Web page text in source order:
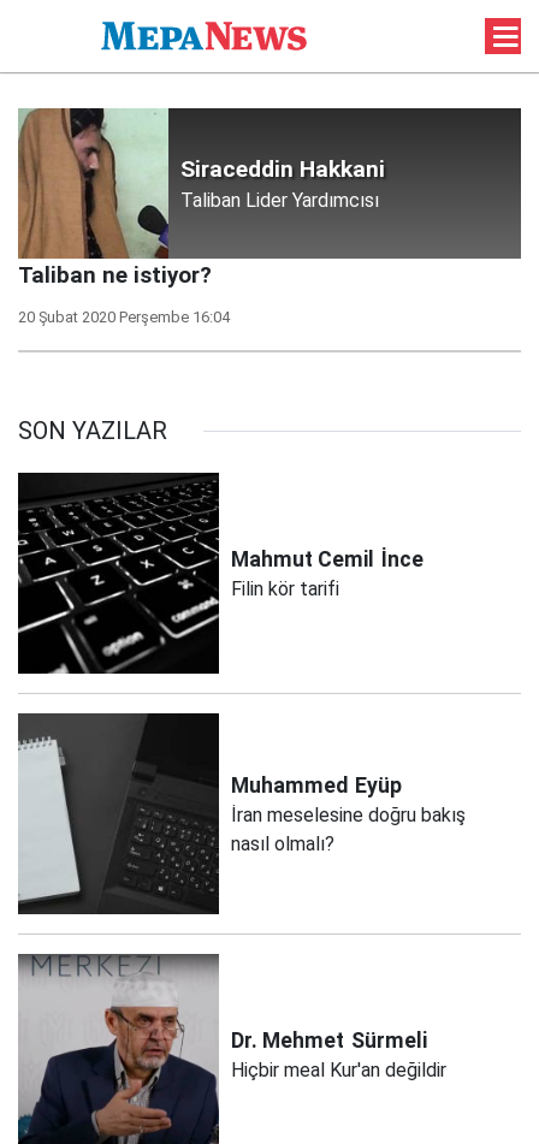
Siraceddin Hakkani
Taliban Lider Yardımcısı
Taliban ne istiyor?
20 Şubat 2020 Perşembe 16:04
SON YAZILAR
Mahmut Cemil İnce
Filin kör tarifi
Muhammed Eyüp
İran meselesine doğru bakış
nasıl olmalı?
Dr. Mehmet Sürmeli
Hiçbir meal Kur'an değildir